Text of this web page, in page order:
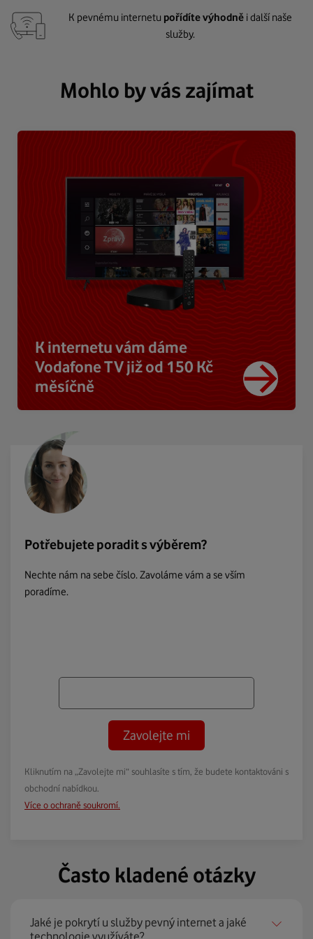
K pevnému internetu pořídíte výhodně i další naše
služby.
Mohlo by vás zajímat
K internetu vám dáme
Vodafone TV již od 150 Kč
měsíčně
Potřebujete poradit s výběrem?
Nechte nám na sebe číslo. Zavoláme vám a se vším
poradíme.
Zavolejte mi
Kliknutím na „Zavolejte mi“ souhlasíte s tím, že budete kontaktováni s
obchodní nabídkou.
Více o ochraně soukromí.
Často kladené otázky
Jaké je pokrytí u služby pevný internet a jaké
technologie využíváte?